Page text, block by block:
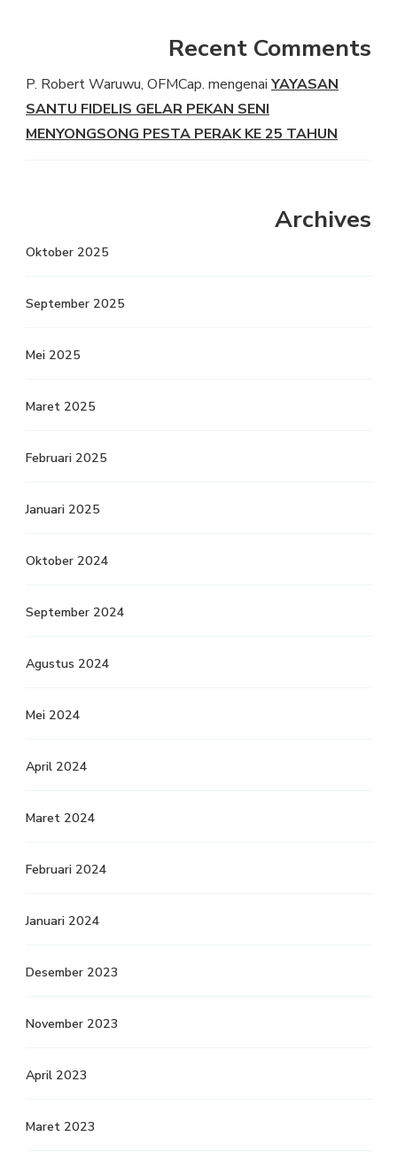
Recent Comments
P. Robert Waruwu, OFMCap. mengenai YAYASAN
SANTU FIDELIS GELAR PEKAN SENI
MENYONGSONG PESTA PERAK KE 25 TAHUN
Archives
Oktober 2025
September 2025
Mei 2025
Maret 2025
Februari 2025
Januari 2025
Oktober 2024
September 2024
Agustus 2024
Mei 2024
April 2024
Maret 2024
Februari 2024
Januari 2024
Desember 2023
November 2023
April 2023
Maret 2023